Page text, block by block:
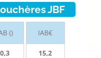
JBF
()
0,3
IAB€
15,2